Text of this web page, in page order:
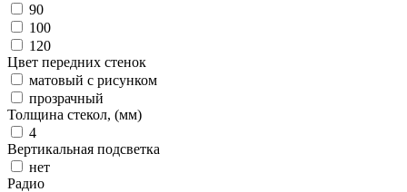
90
100
120
Цвет передних стенок
матовый с рисунком
прозрачный
Толщина стекол, (мм)
4
Вертикальная подсветка
нет
Радио